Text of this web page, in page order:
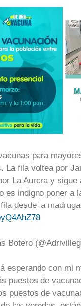
para
La fila voltea por
La Aurora y sigue
es indigno poner a
desde la
Botero
esperando con mi
puestos de
puestos de